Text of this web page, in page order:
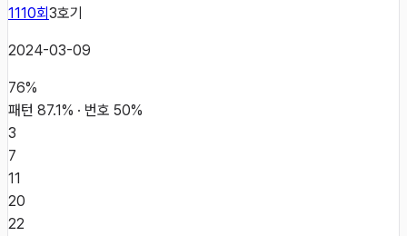
1110회3호기
2024-03-09
76%
패턴 87.1% · 번호 50%
3
7
11
20
22